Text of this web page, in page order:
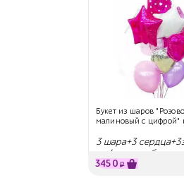
Букет из шаров
малиновый с цифрой"
3 шара+3
цифра на выбор
3450 ₽